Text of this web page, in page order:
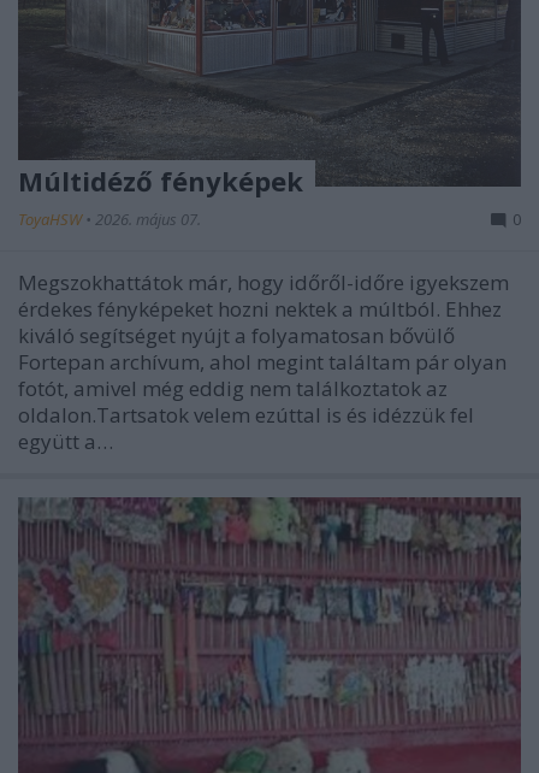
Múltidéző fényképek
ToyaHSW • 2026. május 07. 0
Megszokhattátok már, hogy időről-időre igyekszem
érdekes fényképeket hozni nektek a múltból. Ehhez
kiváló segítséget nyújt a folyamatosan bővülő
Fortepan archívum, ahol megint találtam pár olyan
fotót, amivel még eddig nem találkoztatok az
oldalon.Tartsatok velem ezúttal is és idézzük fel
együtt a…